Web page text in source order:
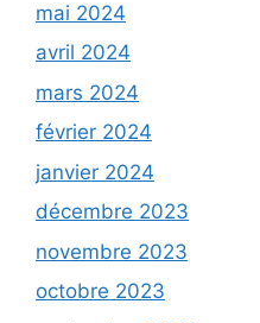
mai 2024
avril 2024
mars 2024
février 2024
janvier 2024
décembre 2023
novembre 2023
octobre 2023